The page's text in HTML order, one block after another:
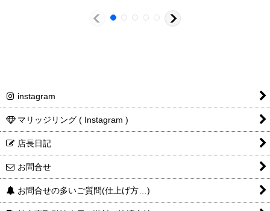
instagram
マリッジリング ( Instagram )
店長日記
お問合せ
お問合せの多いご質問(仕上げ方…)